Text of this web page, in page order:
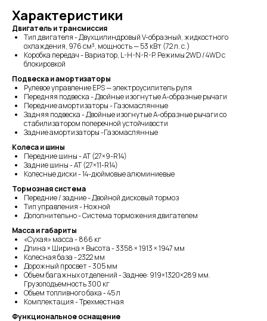
Характеристики
Двигатель и трансмиссия
Тип двигателя - Двухцилиндровый V-образный, жидкостного
охлаждения, 976 см³, мощность — 53 кВт (72 л. с.)
Коробка передач - Вариатор, L-H-N-R-P. Режимы 2WD / 4WD с
блокировкой
Подвеска и амортизаторы
Рулевое управление EPS — электроусилитель руля
Передняя подвеска - Двойные изогнутые А-образные рычаги
Передние амортизаторы - Газомаслянные
Задняя подвеска - Двойные изогнутые А-образные рычаги со
стабилизатором поперечной устойчивости
Задние амортизаторы -Газомаслянные
Колеса и шины
Передние шины - AT (27×9-R14)
Задние шины - AT (27×11-R14)
Колесные диски - 14-дюймовые алюминиевые
Тормозная система
Передние / задние - Двойной дисковый тормоз
Тип управления - Ножной
Дополнительно - Система торможения двигателем
Масса и габариты
«Сухая» масса - 866 кг
Длина × Ширина × Высота - 3358 × 1913 × 1947 мм
Колесная база - 2322 мм
Дорожный просвет - 305 мм
Объем багажных отделений - Заднее: 919×1320×289 мм.
Грузоподъемность 300 кг
Объем топливного бака - 45 л
Комплектация - Трехместная
Функциональное оснащение